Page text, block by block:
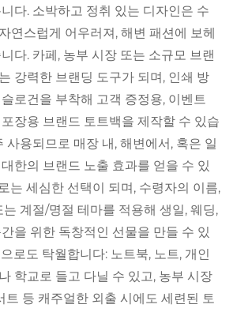
다. 소박하고 정취 있는 디자인은 수
연스럽게 어우러져, 해변 패션에 보헤
다. 카페, 농부 시장 또는 소규모 브랜
강력한 브랜딩 도구가 되며, 인쇄 방
로건을 부착해 고객 증정용, 이벤트
장용 브랜드 토트백을 제작할 수 있습
사용되므로 매장 내, 해변에서, 혹은 일
한의 브랜드 노출 효과를 얻을 수 있
는 세심한 선택이 되며, 수령자의 이름,
계절/명절 테마를 적용해 생일, 웨딩,
을 위한 독창적인 선물을 만들 수 있
로도 탁월합니다: 노트북, 노트, 개인
학교로 들고 다닐 수 있고, 농부 시장
트 등 캐주얼한 외출 시에도 세련된 토